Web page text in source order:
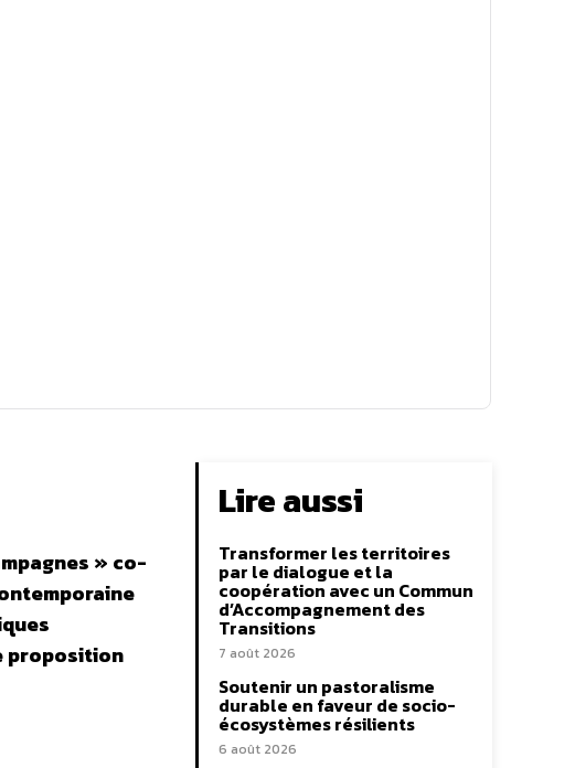
» co-
proposition
Lire aussi
Transformer les territoires
par le dialogue et la
coopération avec un Commun
d’Accompagnement des
Transitions
7 août 2026
Soutenir un pastoralisme
durable en faveur de socio-
écosystèmes résilients
6 août 2026